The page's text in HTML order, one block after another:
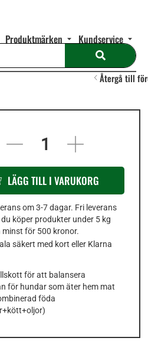
Produktmärken Kundservice
Återgå till
LÄGG TILL I VARUKORG
om 3-7 dagar. Fri leverans
köper produkter under 5 kg
minst för 500 kronor.
säkert med kort eller Klarna
för att balansera
för hundar som äter hem mat
föda